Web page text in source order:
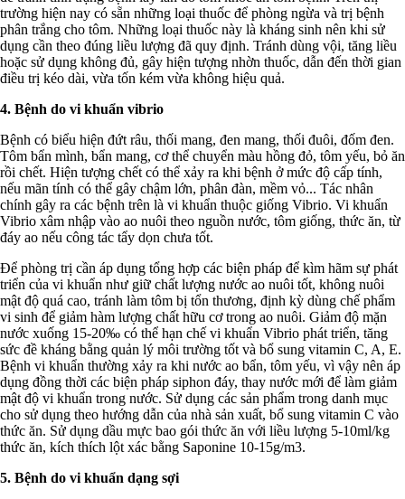
trường hiện nay có sẵn những loại thuốc để phòng ngừa và trị bệnh
phân trắng cho tôm. Những loại thuốc này là kháng sinh nên khi sử
dụng cần theo đúng liều lượng đã quy định. Tránh dùng vội, tăng liều
hoặc sử dụng không đủ, gây hiện tượng nhờn thuốc, dẫn đến thời gian
điều trị kéo dài, vừa tốn kém vừa không hiệu quả.
4. Bệnh do vi khuẩn vibrio
Bệnh có biểu hiện đứt râu, thối mang, đen mang, thối đuôi, đốm đen.
Tôm bẩn mình, bẩn mang, cơ thể chuyển màu hồng đỏ, tôm yếu, bỏ ăn
rồi chết. Hiện tượng chết có thể xảy ra khi bệnh ở mức độ cấp tính,
nếu mãn tính có thể gây chậm lớn, phân đàn, mềm vỏ... Tác nhân
chính gây ra các bệnh trên là vi khuẩn thuộc giống Vibrio. Vi khuẩn
Vibrio xâm nhập vào ao nuôi theo nguồn nước, tôm giống, thức ăn, từ
đáy ao nếu công tác tẩy dọn chưa tốt.
Để phòng trị cần áp dụng tổng hợp các biện pháp để kìm hãm sự phát
triển của vi khuẩn như giữ chất lượng nước ao nuôi tốt, không nuôi
mật độ quá cao, tránh làm tôm bị tổn thương, định kỳ dùng chế phẩm
vi sinh để giảm hàm lượng chất hữu cơ trong ao nuôi. Giảm độ mặn
nước xuống 15-20‰ có thể hạn chế vi khuẩn Vibrio phát triển, tăng
sức đề kháng bằng quản lý môi trường tốt và bổ sung vitamin C, A, E.
Bệnh vi khuẩn thường xảy ra khi nước ao bẩn, tôm yếu, vì vậy nên áp
dụng đồng thời các biện pháp siphon đáy, thay nước mới để làm giảm
mật độ vi khuẩn trong nước. Sử dụng các sản phẩm trong danh mục
cho sử dụng theo hướng dẫn của nhà sản xuất, bổ sung vitamin C vào
thức ăn. Sử dụng dầu mực bao gói thức ăn với liều lượng 5-10ml/kg
thức ăn, kích thích lột xác bằng Saponine 10-15g/m3.
5. Bệnh do vi khuẩn dạng sợi